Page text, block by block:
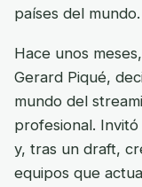
países del mundo.
Hace unos
Gerard Piqué,
mundo del
profesional.
y, tras un draft,
equipos que